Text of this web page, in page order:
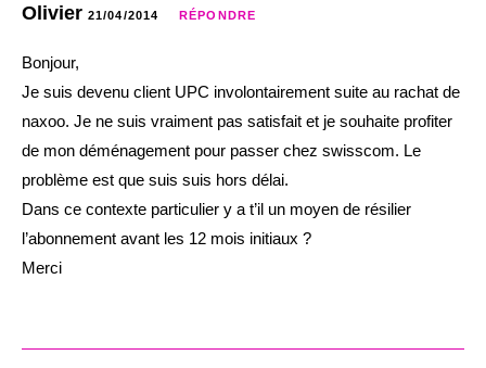
Olivier 21/04/2014 RÉPONDRE
Bonjour,
Je suis devenu client UPC involontairement suite au rachat de
naxoo. Je ne suis vraiment pas satisfait et je souhaite profiter
de mon déménagement pour passer chez swisscom. Le
problème est que suis suis hors délai.
Dans ce contexte particulier y a t’il un moyen de résilier
l’abonnement avant les 12 mois initiaux ?
Merci